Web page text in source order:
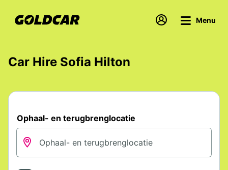
Menu
Car Hire Sofia Hilton
Ophaal- en terugbrenglocatie